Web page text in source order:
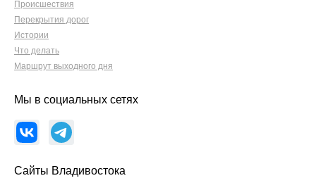
Происшествия
Перекрытия дорог
Истории
Что делать
Маршрут выходного дня
Мы в социальных сетях
Сайты Владивостока